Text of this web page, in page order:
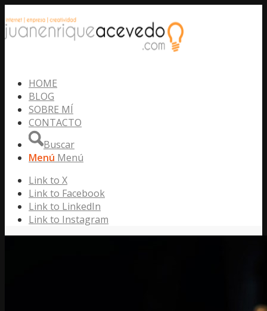
HOME
BLOG
SOBRE MÍ
CONTACTO
Buscar
Menú Menú
Link to X
Link to Facebook
Link to LinkedIn
Link to Instagram